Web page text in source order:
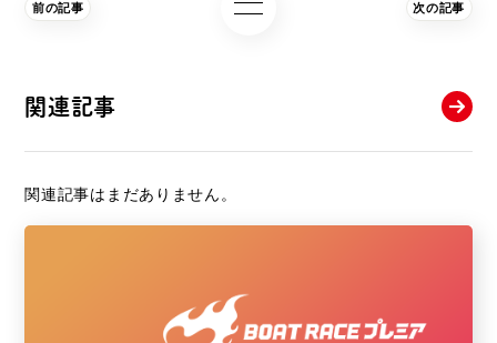
前の記事 次の記事
関連記事
関連記事はまだありません。